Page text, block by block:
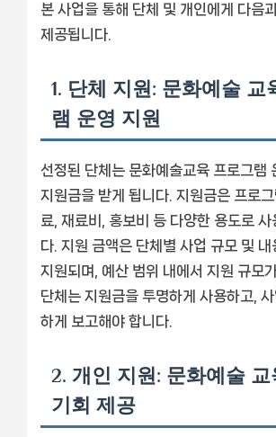
본 사업을 통해 단체 및 개인에게 다음
제공됩니다.
1. 단체 지원: 문화예술 교
램 운영 지원
선정된 단체는 문화예술교육 프로그램
지원금을 받게 됩니다. 지원금은 프로
료, 재료비, 홍보비 등 다양한 용도로 사
다. 지원 금액은 단체별 사업 규모 및
지원되며, 예산 범위 내에서 지원 규모
단체는 지원금을 투명하게 사용하고,
하게 보고해야 합니다.
2. 개인 지원: 문화예술 교
기회 제공